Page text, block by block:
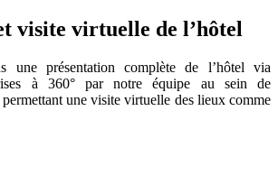
visite virtuelle de l’hôtel
une présentation complète de l’hôtel via
à 360° par notre équipe au sein de
permettant une visite virtuelle des lieux comme